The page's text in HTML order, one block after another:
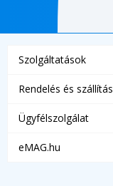
Szolgáltatások
Rendelés és szállítás
Ügyfélszolgálat
eMAG.hu